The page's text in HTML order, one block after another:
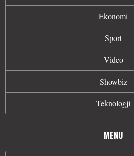
Ekonomi
Sport
Video
Showbiz
Teknologji
MENU